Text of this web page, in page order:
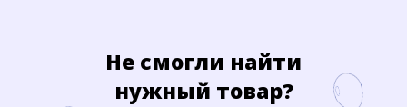
Не смогли найти
нужный товар?